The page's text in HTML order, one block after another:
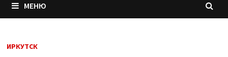
МЕНЮ
ИРКУТСК